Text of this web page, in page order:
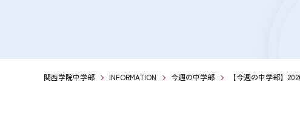
関西学院中学部 INFORMATION 今週の中学部 【今週の中学部】